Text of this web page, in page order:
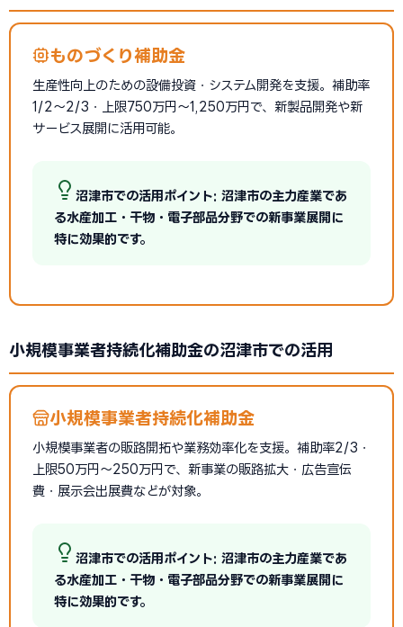
ものづくり補助金
生産性向上のための設備投資・システム開発を支援。補助率
1/2〜2/3・上限750万円〜1,250万円で、新製品開発や新
サービス展開に活用可能。
沼津市での活用ポイント: 沼津市の主力産業であ
る水産加工・干物・電子部品分野での新事業展開に
特に効果的です。
小規模事業者持続化補助金の沼津市での活用
小規模事業者持続化補助金
小規模事業者の販路開拓や業務効率化を支援。補助率2/3・
上限50万円〜250万円で、新事業の販路拡大・広告宣伝
費・展示会出展費などが対象。
沼津市での活用ポイント: 沼津市の主力産業であ
る水産加工・干物・電子部品分野での新事業展開に
特に効果的です。